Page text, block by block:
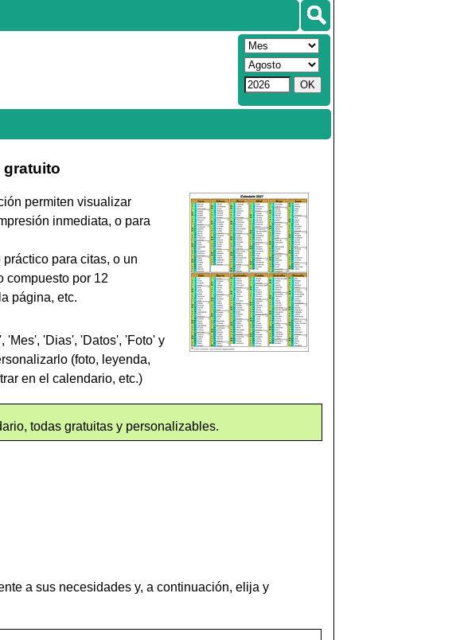
gratuito
permiten visualizar
inmediata, o para
para citas, o un
compuesto por 12
página, etc.
'Mes', 'Dias', 'Datos', 'Foto' y
(foto, leyenda,
en el calendario, etc.)
todas gratuitas y personalizables.
a sus necesidades y, a continuación, elija y